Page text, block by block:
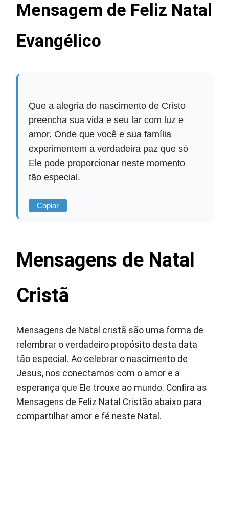
Mensagem de Feliz Natal
Evangélico
Que a alegria do nascimento de Cristo
preencha sua vida e seu lar com luz e
amor. Onde que você e sua família
experimentem a verdadeira paz que só
Ele pode proporcionar neste momento
tão especial.
Copiar
Mensagens de Natal
Cristã
Mensagens de Natal cristã são uma forma de
relembrar o verdadeiro propósito desta data
tão especial. Ao celebrar o nascimento de
Jesus, nos conectamos com o amor e a
esperança que Ele trouxe ao mundo. Confira as
Mensagens de Feliz Natal Cristão abaixo para
compartilhar amor e fé neste Natal.